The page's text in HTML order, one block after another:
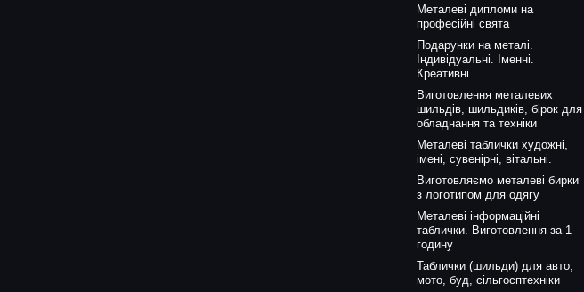
Металеві дипломи на
професійні свята
Подарунки на металі.
Індивідуальні. Іменні.
Креативні
Виготовлення металевих
шильдів, шильдиків, бірок для
обладнання та техніки
Металеві таблички художні,
імені, сувенірні, вітальні.
Виготовляємо металеві бирки
з логотипом для одягу
Металеві інформаційні
таблички. Виготовлення за 1
годину
Таблички (шильди) для авто,
мото, буд, сільгосптехніки